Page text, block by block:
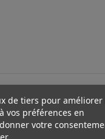
de tiers pour améliorer
vos préférences en
votre